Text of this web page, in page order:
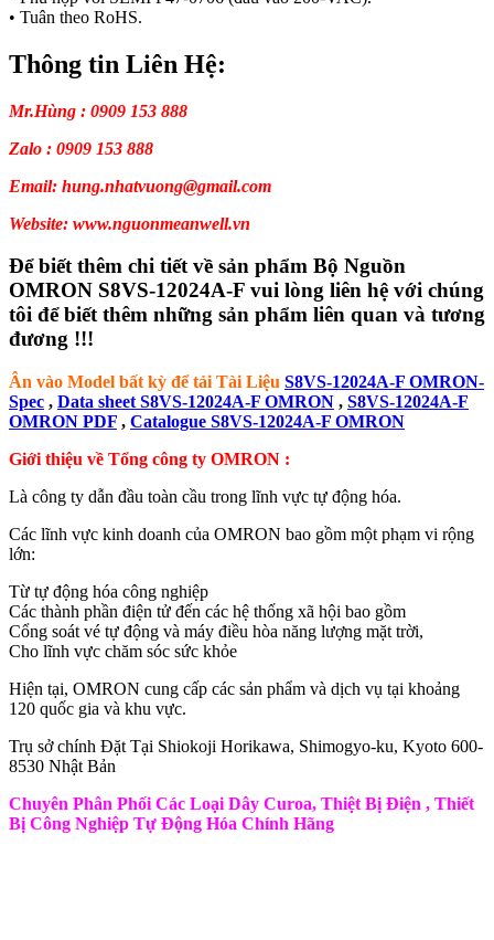
• Tuân theo RoHS.
Thông tin Liên Hệ:
Mr.Hùng : 0909 153 888
Zalo : 0909 153 888
Email: hung.nhatvuong@gmail.com
Website: www.nguonmeanwell.vn
Để biết thêm chi tiết về sản phẩm Bộ Nguồn
OMRON S8VS-12024A-F vui lòng liên hệ với chúng
tôi để biết thêm những sản phẩm liên quan và tương
đương !!!
Ân vào Model bất kỳ để tải Tài Liệu S8VS-12024A-F OMRON-
Spec , Data sheet S8VS-12024A-F OMRON , S8VS-12024A-F
OMRON PDF , Catalogue S8VS-12024A-F OMRON
Giới thiệu về Tổng công ty OMRON :
Là công ty dẫn đầu toàn cầu trong lĩnh vực tự động hóa.
Các lĩnh vực kinh doanh của OMRON bao gồm một phạm vi rộng
lớn:
Từ tự động hóa công nghiệp
Các thành phần điện tử đến các hệ thống xã hội bao gồm
Cổng soát vé tự động và máy điều hòa năng lượng mặt trời,
Cho lĩnh vực chăm sóc sức khỏe
Hiện tại, OMRON cung cấp các sản phẩm và dịch vụ tại khoảng
120 quốc gia và khu vực.
Trụ sở chính Đặt Tại Shiokoji Horikawa, Shimogyo-ku, Kyoto 600-
8530 Nhật Bản
Chuyên Phân Phối Các Loại Dây Curoa, Thiệt Bị Điện , Thiết
Bị Công Nghiệp Tự Động Hóa Chính Hãng